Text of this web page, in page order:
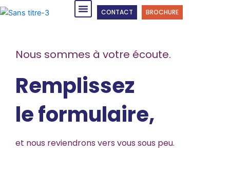
Skip
to
MenuCONTACT BROCHURE
Nous sommes à votre écoute.
Remplissez
le formulaire,
et nous reviendrons vers vous sous peu.